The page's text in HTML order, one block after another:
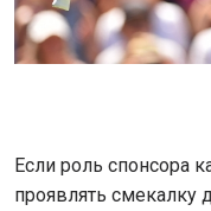
Если роль спонсора
проявлять смекалку